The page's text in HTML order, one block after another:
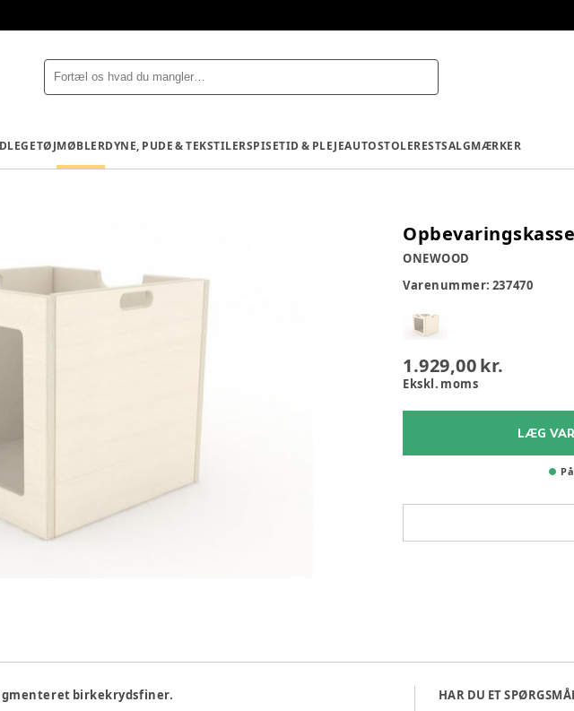
LEGETØJMØBLERDYNE, PUDE & TEKSTILERSPISETID & PLEJEAUTOSTOLERESTSALGMÆRKER
ONEWOOD
Varenummer: 237470
1.929,00 kr.
Ekskl. moms
LÆG
birkekrydsfiner.
HAR DU ET